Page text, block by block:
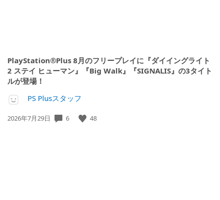
PlayStation®Plus 8月のフリープレイに『ダイイングライト
2 ステイ ヒューマン』『Big Walk』『SIGNALIS』の3タイト
ルが登場！
PS Plusスタッフ
公
2026年7月29日 6 48